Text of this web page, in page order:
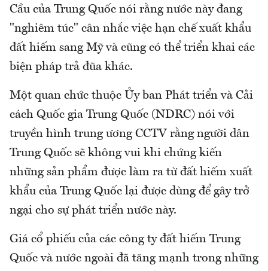
Cầu của Trung Quốc nói rằng nước này đang
"nghiêm túc" cân nhắc việc hạn chế xuất khẩu
đất hiếm sang Mỹ và cũng có thể triển khai các
biện pháp trả đũa khác.
Một quan chức thuộc Ủy ban Phát triển và Cải
cách Quốc gia Trung Quốc (NDRC) nói với
truyền hình trung ương CCTV rằng người dân
Trung Quốc sẽ không vui khi chứng kiến
những sản phẩm được làm ra từ đất hiếm xuất
khẩu của Trung Quốc lại được dùng để gây trở
ngại cho sự phát triển nước này.
Giá cổ phiếu của các công ty đất hiếm Trung
Quốc và nước ngoài đã tăng mạnh trong những